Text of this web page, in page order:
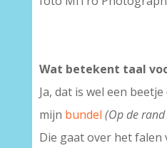
Wat betekent taal
Ja, dat is wel een
mijn bundel (Op de
Die gaat over het falen